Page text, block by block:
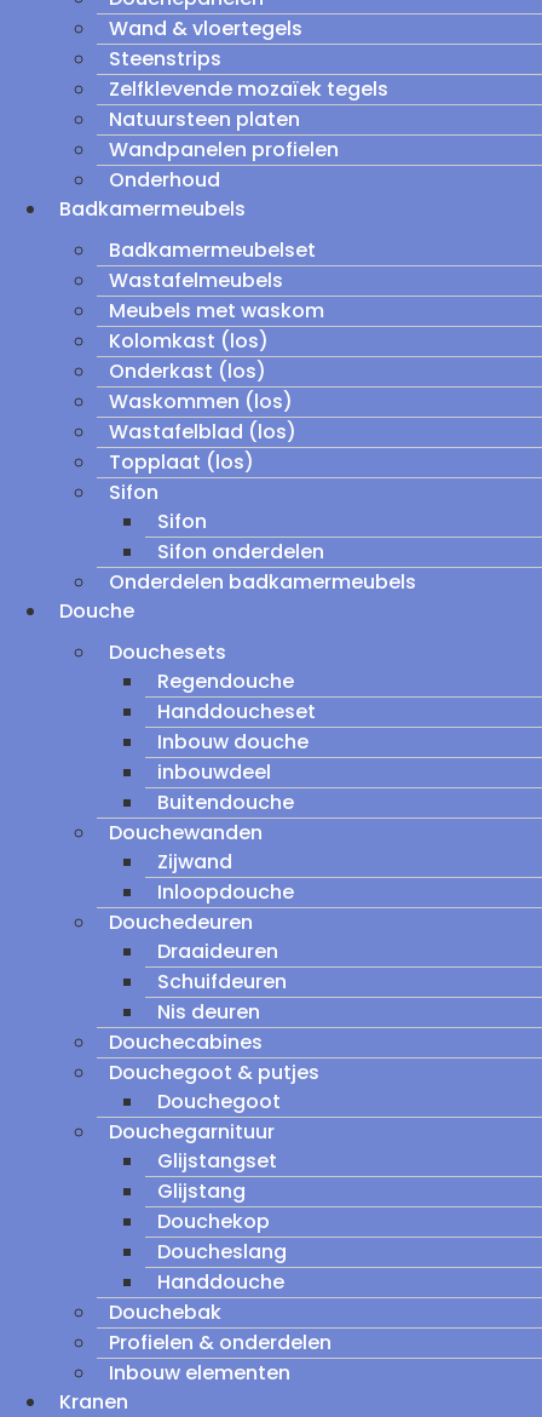
Wand & vloertegels
Steenstrips
Zelfklevende mozaïek tegels
Natuursteen platen
Wandpanelen profielen
Onderhoud
Badkamermeubels
Badkamermeubelset
Wastafelmeubels
Meubels met waskom
Kolomkast (los)
Onderkast (los)
Waskommen (los)
Wastafelblad (los)
Topplaat (los)
Sifon
Sifon
Sifon onderdelen
Onderdelen badkamermeubels
Douche
Douchesets
Regendouche
Handdoucheset
Inbouw douche
inbouwdeel
Buitendouche
Douchewanden
Zijwand
Inloopdouche
Douchedeuren
Draaideuren
Schuifdeuren
Nis deuren
Douchecabines
Douchegoot & putjes
Douchegoot
Douchegarnituur
Glijstangset
Glijstang
Douchekop
Doucheslang
Handdouche
Douchebak
Profielen & onderdelen
Inbouw elementen
Kranen